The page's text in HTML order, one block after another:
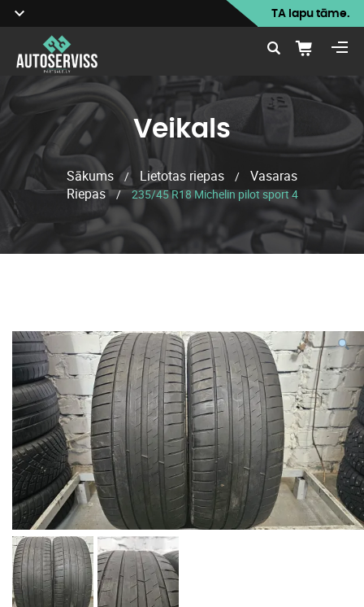
TA lapu tāme.
Veikals
Sākums / Lietotas riepas /
Vasaras
Riepas / 235/45 R18 Michelin pilot sport 4